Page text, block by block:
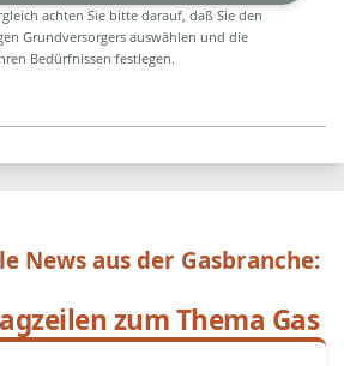
achten Sie bitte darauf, daß Sie den
Grundversorgers auswählen und die
Bedürfnissen festlegen.
News aus der Gasbranche:
zum Thema Gas